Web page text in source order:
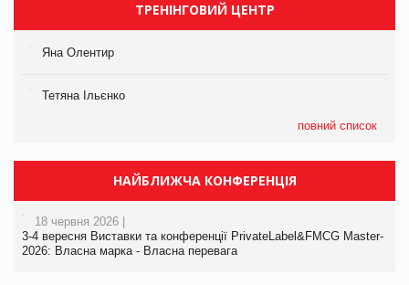
ТРЕНІНГОВИЙ ЦЕНТР
Яна Олентир
Тетяна Ільєнко
повний список
НАЙБЛИЖЧА КОНФЕРЕНЦІЯ
18 червня 2026 |
3-4 вересня Виставки та конференції PrivateLabel&FMCG Master-
2026: Власна марка - Власна перевага